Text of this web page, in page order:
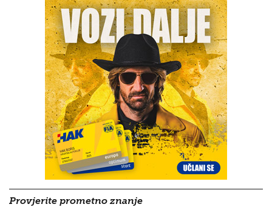
Provjerite prometno znanje